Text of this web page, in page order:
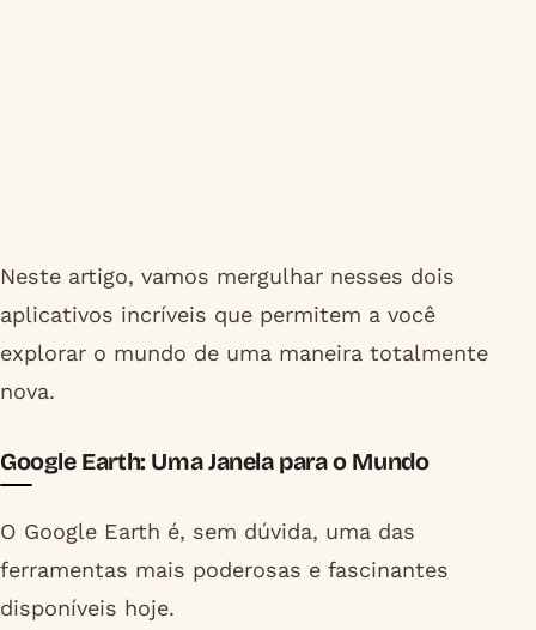
Neste artigo, vamos mergulhar nesses dois
aplicativos incríveis que permitem a você
explorar o mundo de uma maneira totalmente
nova.
Google Earth: Uma Janela para o Mundo
O Google Earth é, sem dúvida, uma das
ferramentas mais poderosas e fascinantes
disponíveis hoje.